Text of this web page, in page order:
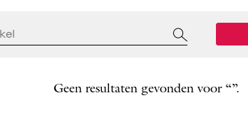
Geen resultaten gevonden voor “”.